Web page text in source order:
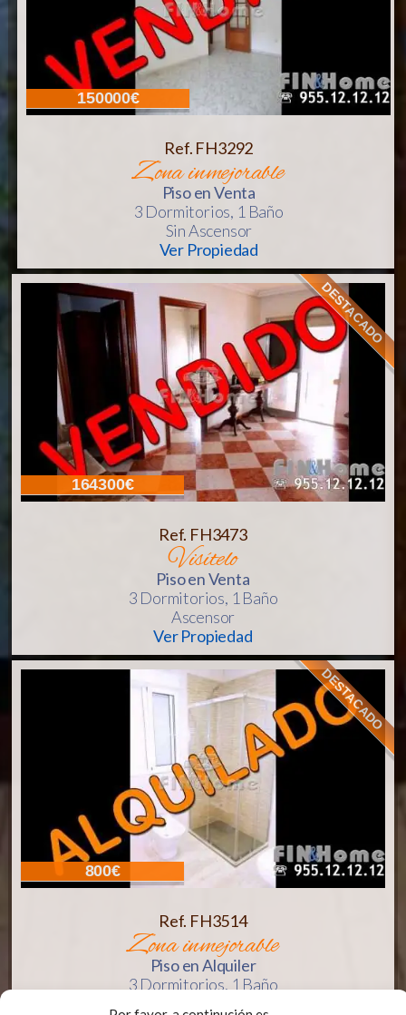
150000€
Ref. FH3292
zona inmejorable
Pisoen Venta
3 Dormitorios, 1 Baño
Sin Ascensor
Ver Propiedad
164300€
DESTACADO
Ref. FH3473
visítelo
Pisoen Venta
3 Dormitorios, 1 Baño
Ascensor
Ver Propiedad
800€
DESTACADO
Ref. FH3514
zona inmejorable
Pisoen Alquiler
3 Dormitorios, 1 Baño